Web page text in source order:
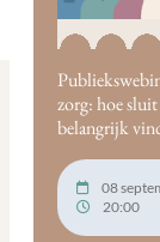
zorg: hoe
belangrijk
08
20:00